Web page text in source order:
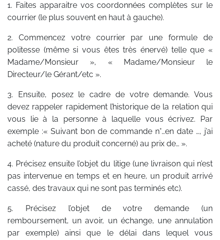
1. Faites apparaitre vos coordonnées complètes sur le
courrier (le plus souvent en haut à gauche).
2. Commencez votre courrier par une formule de
politesse (même si vous êtes très énervé) telle que «
Madame/Monsieur », « Madame/Monsieur le
Directeur/le Gérant/etc ».
3. Ensuite, posez le cadre de votre demande. Vous
devez rappeler rapidement l’historique de la relation qui
vous lie à la personne à laquelle vous écrivez. Par
exemple :« Suivant bon de commande n°…en date …, j’ai
acheté (nature du produit concerné) au prix de… ».
4. Précisez ensuite l’objet du litige (une livraison qui n’est
pas intervenue en temps et en heure, un produit arrivé
cassé, des travaux qui ne sont pas terminés etc).
5. Précisez l’objet de votre demande (un
remboursement, un avoir, un échange, une annulation
par exemple) ainsi que le délai dans lequel vous